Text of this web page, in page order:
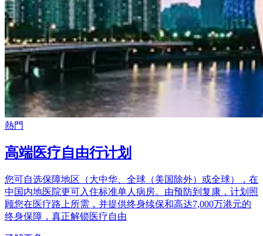
熱門
高端医疗自由行计划
您可自选保障地区（大中华、全球（美国除外）或全球），在
中国内地医院更可入住标准单人病房。由预防到复康，计划照
顾您在医疗路上所需，并提供终身续保和高达7,000万港元的
终身保障，真正解锁医疗自由